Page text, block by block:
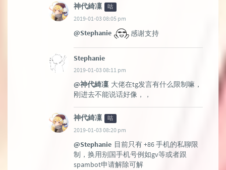
神代綺凜 咕
2019-01-03 08:05 pm
@Stephanie 感谢支持
Stephanie
2019-01-03 08:11 pm
@神代綺凜 大佬在tg发言有什么限制嘛，
刚进去不能说话好像，，
神代綺凜 咕
2019-01-03 08:20 pm
@Stephanie 目前只有 +86 手机的私聊限
制，换用别国手机号例如gv等或者跟
spambot申请解除可解